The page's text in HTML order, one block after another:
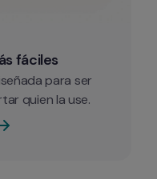
fáciles
para ser
quien la use.